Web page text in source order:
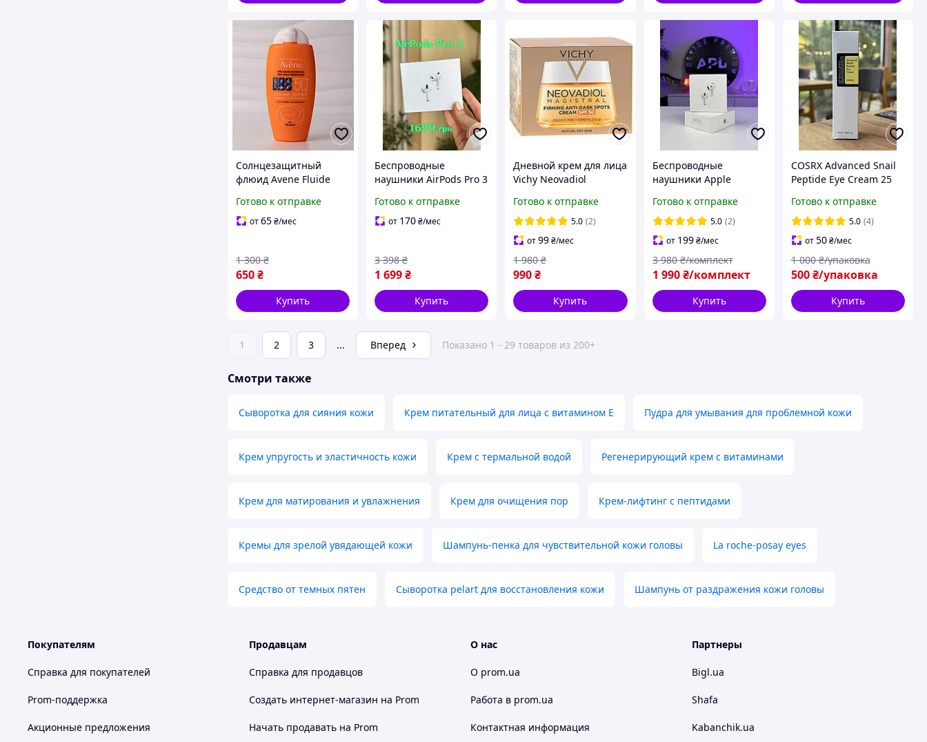
Солнцезащитный
флюид Avene Fluide
водостойкий для
чувствительной кожи
Готово к отправке
от65₴/мес
650₴
1 300 ₴
Купить
Беспроводные
наушники AirPods Pro 3
измерением пульса,
Bluetooth, сенсорным
Готово к отправке
от 170₴/мес
1 699₴
3 398 ₴
Купить
Дневной крем для лица
Vichy Neovadiol
антивозрастной от
пигментации для сухой
кожи
Готово к отправке
5.0 (2)
от99₴/мес
990₴
1 980 ₴
Купить
Беспроводные
наушники Apple
2026 -
шумопоглощение,
анимация, Вьетнам -
Белые/White (iOS,
Android, Windows)
Готово к отправке
5.0 (2)
от 199 ₴/мес
1 990 ₴/комплект
3 980 ₴/комплект
Купить
COSRX Advanced Snail
Peptide Eye Cream 25
крем для кожи вокруг
глаз с муцином улитки
и пептидами
Готово к отправке
5.0 (4)
от50₴/мес
500₴/упаковка
1 000 ₴/упаковка
Купить
1 2 3 ... Вперед Показано 1 - 29 товаров из 200+
Смотри также
Сыворотка для сияния кожи Крем питательный для лица с витамином Е Пудра для умывания для проблемной кожи
Крем упругость и эластичность кожи Крем с термальной водой Регенерирующий крем с витаминами
Крем для матирования и увлажнения Крем для очищения пор Крем-лифтинг с пептидами
Кремы для зрелой увядающей кожи Шампунь-пенка для чувствительной кожи головы La roche-posay eyes
Средство от темных пятен Сыворотка pelart для восстановления кожи Шампунь от раздражения кожи головы
Покупателям
Справка для покупателей
Prom-поддержка
Акционные предложения
Продавцам
Справка для продавцов
Создать интернет-магазин на Prom
Начать продавать на Prom
О нас
О prom.ua
Работа в prom.ua
Контактная информация
Партнеры
Bigl.ua
Shafa
Kabanchik.ua